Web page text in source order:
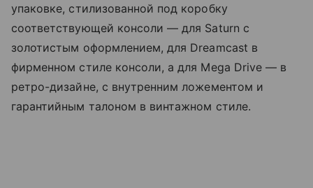
упаковке, стилизованной под коробку
соответствующей консоли — для Saturn с
золотистым оформлением, для Dreamcast в
фирменном стиле консоли, а для Mega Drive — в
ретро-дизайне, с внутренним ложементом и
гарантийным талоном в винтажном стиле.